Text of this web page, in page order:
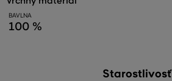
BAVLNA
100 %
Starostlivosť